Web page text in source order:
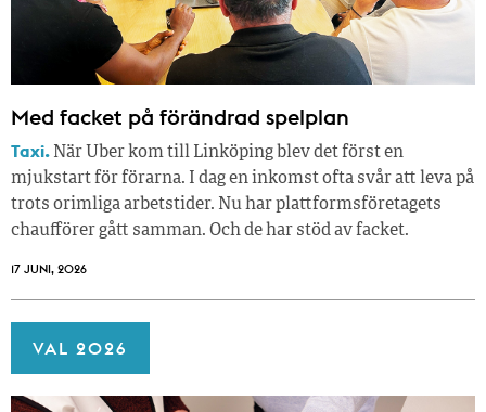
Med facket på förändrad spelplan
Taxi. När Uber kom till Linköping blev det först en
mjukstart för förarna. I dag en inkomst ofta svår att leva på
trots orimliga arbetstider. Nu har plattformsföretagets
chaufförer gått samman. Och de har stöd av facket.
17 JUNI, 2026
VAL 2026